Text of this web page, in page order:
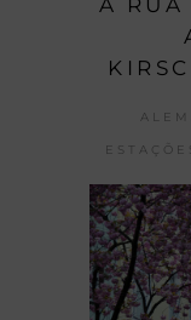
A RUA